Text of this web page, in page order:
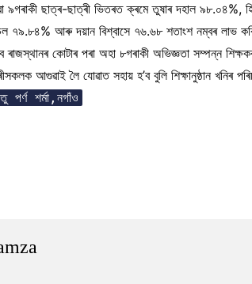
৯গৰাকী ছাত্ৰ-ছাত্ৰী ভিতৰত ক্ৰমে তুষাৰ দহাল
আৰু দয়ান বিশ্বাসে ৭৬.৬৮ শতাংশ নম্বৰ লাভ
কোটাৰ পৰা অহা ৮গৰাকী অভিজ্ঞতা সম্পন্ন
আগুৱাই লৈ যোৱাত সহায় হ’ব বুলি শিক্ষানুষ্ঠান খনিৰ
পৰ্ণ শৰ্মা,নগাঁও